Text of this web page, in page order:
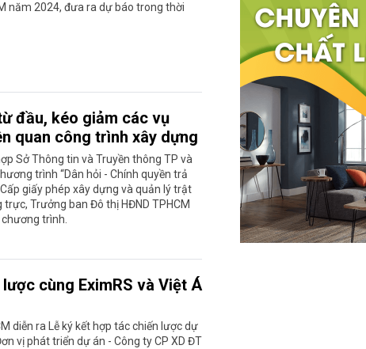
năm 2024, đưa ra dự báo trong thời
đầu, kéo giảm các vụ
quan công trình xây dựng
Sở Thông tin và Truyền thông TP và
trình “Dân hỏi - Chính quyền trả
giấy phép xây dựng và quản lý trật
Trưởng ban Đô thị HĐND TPHCM
trình.
cùng EximRS và Việt Á
diễn ra Lễ ký kết hợp tác chiến lược dự
vị phát triển dự án - Công ty CP XD ĐT